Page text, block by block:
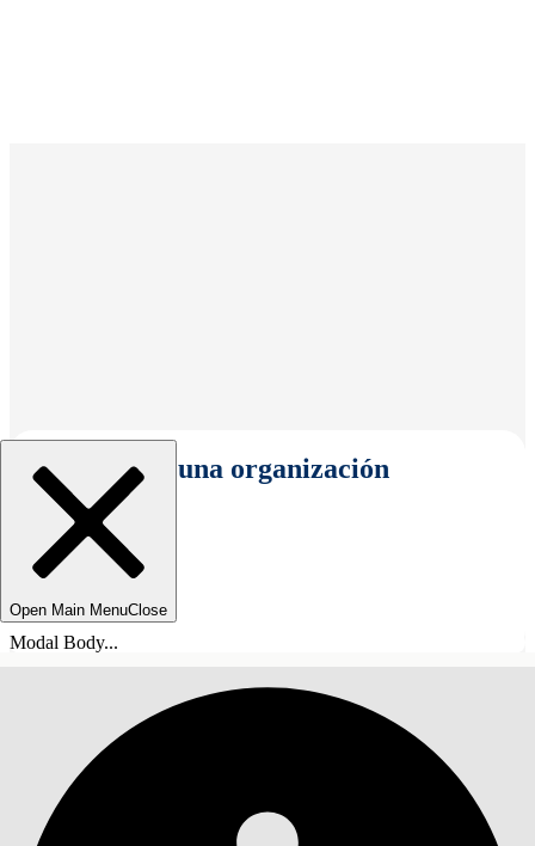
Seleccionar una organización
Open Main MenuClose
Modal Body...